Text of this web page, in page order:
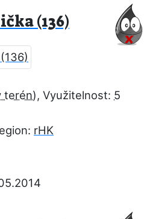
(136)
, Využitelnost: 5
rHK